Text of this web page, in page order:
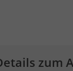
zum